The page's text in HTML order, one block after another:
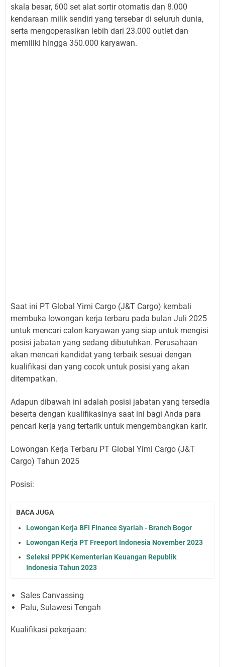
skala besar, 600 set alat sortir otomatis dan 8.000
kendaraan milik sendiri yang tersebar di seluruh dunia,
serta mengoperasikan lebih dari 23.000 outlet dan
memiliki hingga 350.000 karyawan.
Saat ini PT Global Yimi Cargo (J&T Cargo) kembali
membuka lowongan kerja terbaru pada bulan Juli 2025
untuk mencari calon karyawan yang siap untuk mengisi
posisi jabatan yang sedang dibutuhkan. Perusahaan
akan mencari kandidat yang terbaik sesuai dengan
kualifikasi dan yang cocok untuk posisi yang akan
ditempatkan.
Adapun dibawah ini adalah posisi jabatan yang tersedia
beserta dengan kualifikasinya saat ini bagi Anda para
pencari kerja yang tertarik untuk mengembangkan karir.
Lowongan Kerja Terbaru PT Global Yimi Cargo (J&T
Cargo) Tahun 2025
Posisi:
BACA JUGA
Lowongan Kerja BFI Finance Syariah - Branch Bogor
Lowongan Kerja PT Freeport Indonesia November 2023
Seleksi PPPK Kementerian Keuangan Republik
Indonesia Tahun 2023
Sales Canvassing
Palu, Sulawesi Tengah
Kualifikasi pekerjaan: